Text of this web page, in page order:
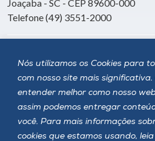
Nós utilizamos os Cookies para
com nosso site mais
entender melhor como nosso
assim podemos entregar
você. Para mais informações
cookies que estamos usando,
Joaçaba - SC - CEP 89600-000
Telefone (49) 3551-2000
Siga a Unoesc